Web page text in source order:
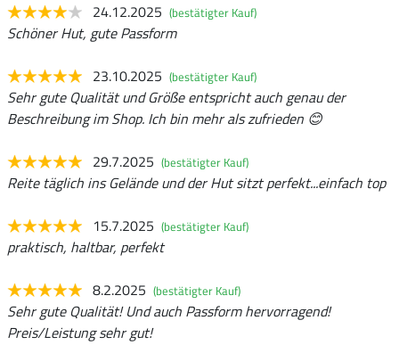
24.12.2025 (bestätigter Kauf)
Schöner Hut, gute Passform
23.10.2025 (bestätigter Kauf)
Sehr gute Qualität und Größe entspricht auch genau der
Beschreibung im Shop. Ich bin mehr als zufrieden 😊
29.7.2025 (bestätigter Kauf)
Reite täglich ins Gelände und der Hut sitzt perfekt...einfach top
15.7.2025 (bestätigter Kauf)
praktisch, haltbar, perfekt
8.2.2025 (bestätigter Kauf)
Sehr gute Qualität! Und auch Passform hervorragend!
Preis/Leistung sehr gut!